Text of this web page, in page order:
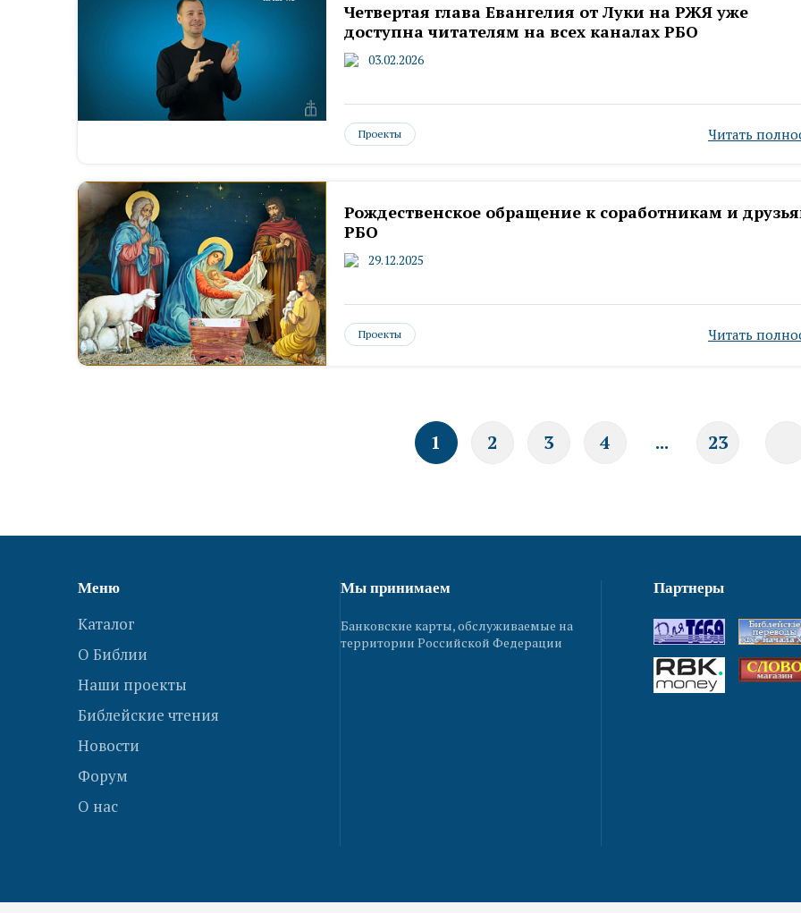
Четвертая глава Евангелия от Луки на РЖЯ уже
доступна читателям на всех каналах РБО
03.02.2026
Проекты Читать
Рождественское обращение к соработникам и
РБО
29.12.2025
Проекты Читать
1 2 3 4 ... 23
Меню
Каталог
О Библии
Наши проекты
Библейские чтения
Новости
Форум
О нас
Мы принимаем
Банковские карты, обслуживаемые на
территории Российской Федерации
Партнеры